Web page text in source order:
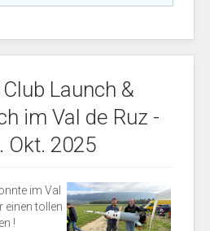
Club Launch &
im Val de Ruz -
Okt. 2025
im Val
einen tollen
!